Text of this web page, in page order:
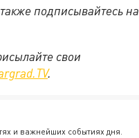
подписывайтесь на
свои
.
и важнейших событиях дня.